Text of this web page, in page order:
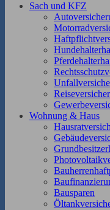
Sach und KFZ
Wohnung & Haus
Bausparen